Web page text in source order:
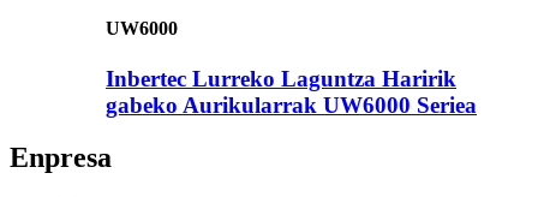
UW6000
Inbertec Lurreko Laguntza Haririk
gabeko Aurikularrak UW6000 Seriea
Enpresa